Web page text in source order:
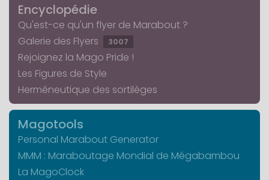
Encyclopédie
Qu'est-ce qu'un flyer de Marabout ?
Galerie des Flyers
3007
Rejoignez la Mago Pride !
Les Figures de Style
Herméneutique des sortilèges
Magotools
Personal Marabout Generator
MMM : Maraboutage Mondial de Mégabambou
La MagoClock